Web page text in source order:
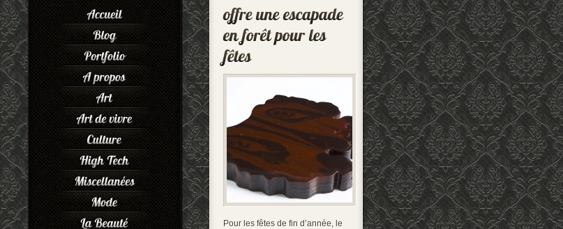
Pour les fêtes de fin d’année, le